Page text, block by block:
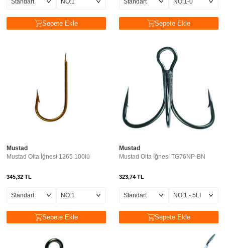
Sepete Ekle Sepete Ekle
Mustad
Mustad Olta İğnesi 1265 100lü
345,32 TL
Sepete Ekle
Mustad
Mustad Olta İğnesi TG76NP-BN
323,74 TL
Sepete Ekle